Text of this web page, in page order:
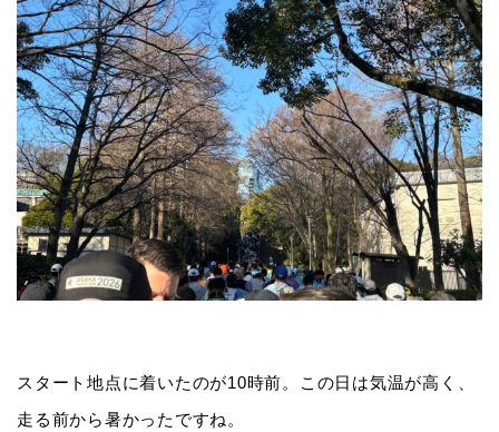
スタート地点に着いたのが10時前。この日は気温が高く、
走る前から暑かったですね。